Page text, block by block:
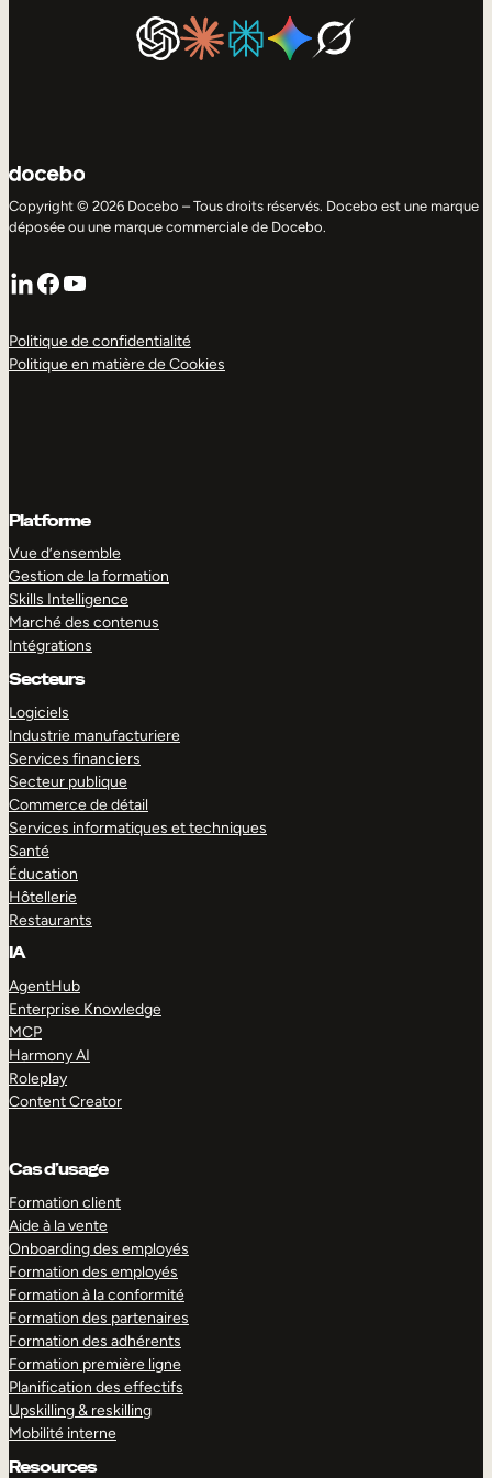
Copyright © 2026 Docebo – Tous droits réservés. Docebo est une marque
déposée ou une marque commerciale de Docebo.
LinkedIn
Facebook
YouTube
Politique de confidentialité
Politique en matière de Cookies
Platforme
Vue d’ensemble
Gestion de la formation
Skills Intelligence
Marché des contenus
Intégrations
Secteurs
Logiciels
Industrie manufacturiere
Services financiers
Secteur publique
Commerce de détail
Services informatiques et techniques
Santé
Éducation
Hôtellerie
Restaurants
IA
AgentHub
Enterprise Knowledge
MCP
Harmony AI
Roleplay
Content Creator
Cas d’usage
Formation client
Aide à la vente
Onboarding des employés
Formation des employés
Formation à la conformité
Formation des partenaires
Formation des adhérents
Formation première ligne
Planification des effectifs
Upskilling & reskilling
Mobilité interne
Resources